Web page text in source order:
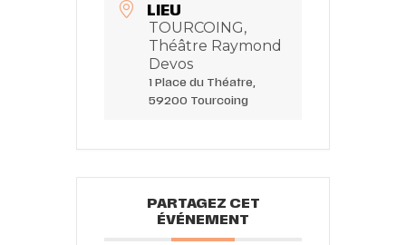
LIEU
TOURCOING,
Théâtre Raymond
Devos
1 Place du Théatre,
59200 Tourcoing
PARTAGEZ CET
ÉVÉNEMENT